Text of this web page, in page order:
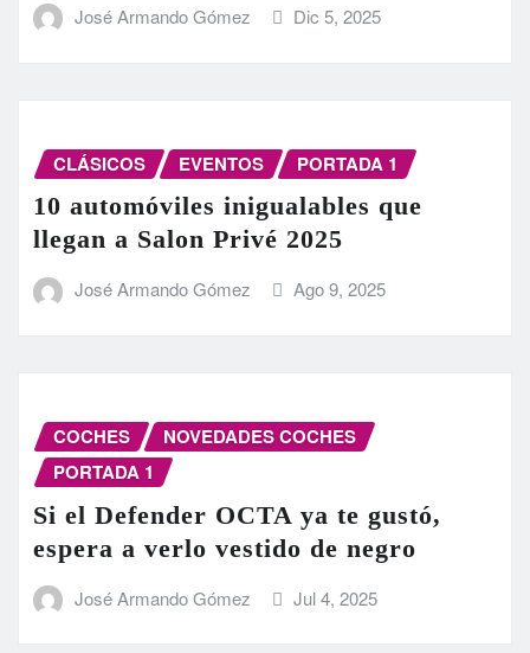
José Armando Gómez Dic 5, 2025
CLÁSICOS EVENTOS PORTADA 1
10 automóviles inigualables que
llegan a Salon Privé 2025
José Armando Gómez Ago 9, 2025
COCHES
NOVEDADES COCHES
PORTADA 1
Si el Defender OCTA ya te gustó,
espera a verlo vestido de negro
José Armando Gómez Jul 4, 2025